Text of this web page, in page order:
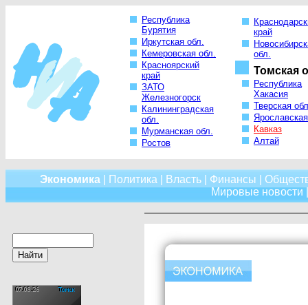
Республика
Бурятия
Иркутская обл.
Кемеровская обл.
Красноярский
край
ЗАТО
Железногорск
Калининградская
обл.
Мурманская обл.
Ростов
край
обл.
Томская
Республика
Хакасия
Тверская
Кавказ
Алтай
Экономика| Политика Власть| Финансы
Мировые новости